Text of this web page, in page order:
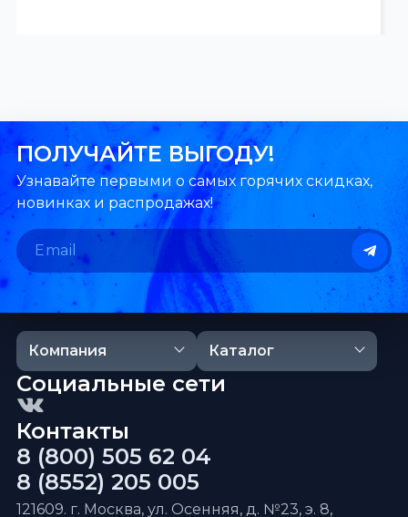
ПОЛУЧАЙТЕ ВЫГОДУ!
Узнавайте первыми о самых горячих скидках,
новинках и распродажах!
Компания Каталог
Контакты
8 (800) 505 62 04
8 (8552) 205 005
121609. г. Москва, ул. Осенняя, д. №23, э. 8,
Социальные сети